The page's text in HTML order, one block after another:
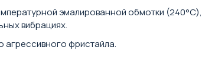
эмалированной обмотки (240°C),
вибрациях.
агрессивного фристайла.